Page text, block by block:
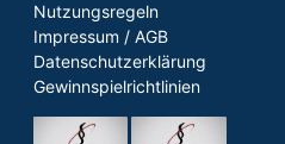
Nutzungsregeln
Impressum / AGB
Datenschutzerklärung
Gewinnspielrichtlinien